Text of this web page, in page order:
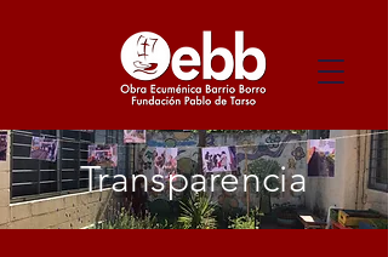
Transparencia